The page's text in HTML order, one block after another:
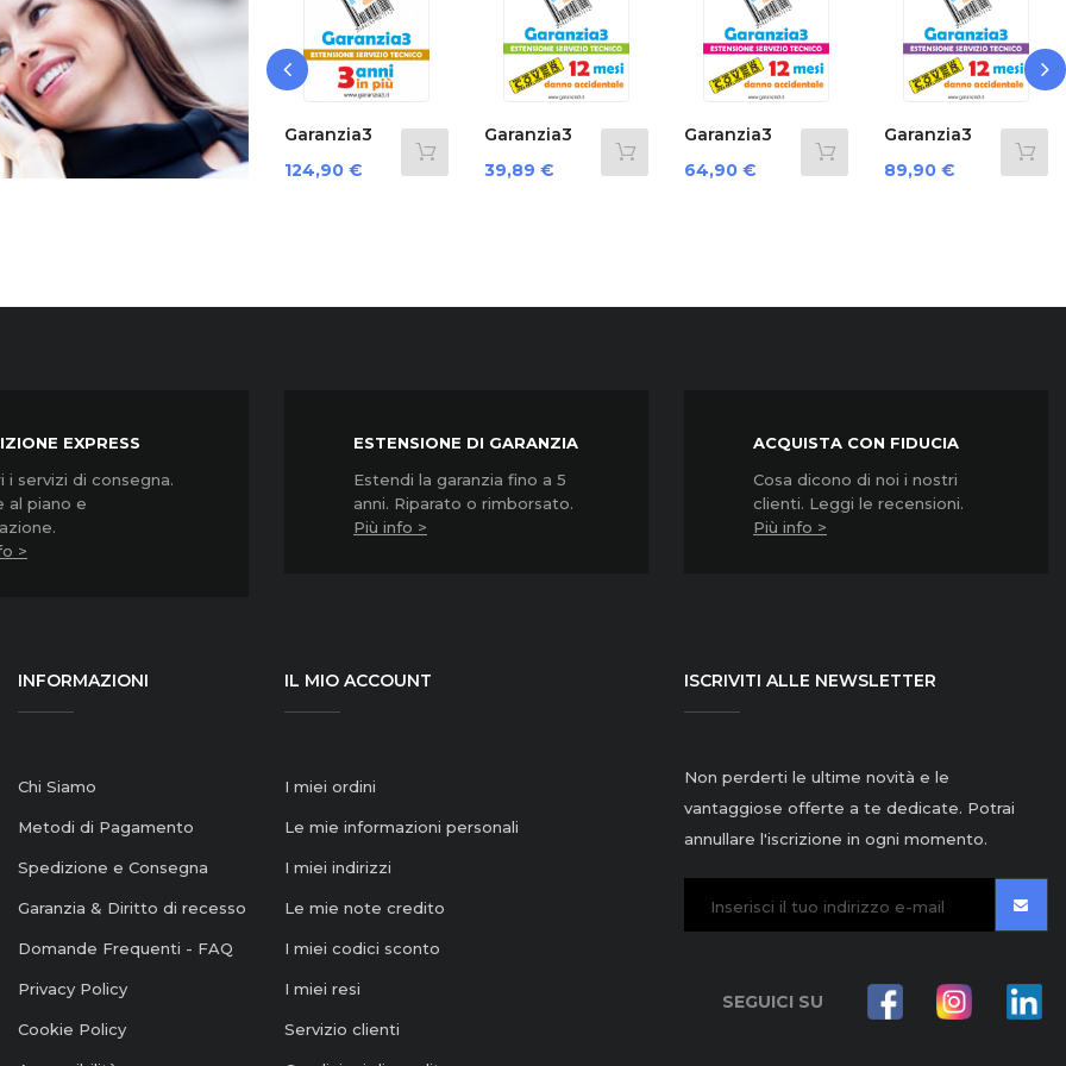
Garanzia3
Grpd35000...
Prezzo
124,90 €
Garanzia3
Mesi...
Prezzo
39,89 €
Garanzia3
Mesi...
Prezzo
64,90 €
Garanzia3
Mesi...
Prezzo
89,90 €
Garanzia3
G3Cnpd3500...
Prezzo
124,90 €
EXPRESS
i servizi di consegna.
al piano e
>
ESTENSIONE DI GARANZIA
Estendi la garanzia fino a 5
anni. Riparato o rimborsato.
Più info >
ACQUISTA CON FIDUCIA
Cosa dicono di noi i nostri
clienti. Leggi le recensioni.
Più info >
INFORMAZIONI
Chi Siamo
Metodi di Pagamento
Spedizione e Consegna
Garanzia & Diritto di recesso
Domande Frequenti - FAQ
Privacy Policy
Cookie Policy
IL MIO ACCOUNT
I miei ordini
Le mie informazioni personali
I miei indirizzi
Le mie note credito
I miei codici sconto
I miei resi
Servizio clienti
ISCRIVITI ALLE NEWSLETTER
Non perderti le ultime novità e le
vantaggiose offerte a te dedicate. Potrai
annullare l'iscrizione in ogni momento.
SEGUICI SU